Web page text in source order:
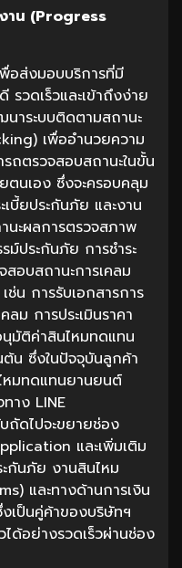
าน (Progress
อส่งมอบบริการที่มี
วดเร็วและเข้าถึงง่าย
าระบบติดตามสถานะ
เพื่ออำนวยความ
ถตรวจสอบสถานะในขั้น
ตนเอง ซึ่งจะครอบคลุม
บี้ยประกันภัย และงาน
นะผลการตรวจสภาพ
ประกันภัย การชำระ
อบสถานะการเคลม
น การรับเอกสารการ
ลม การประเมินราคา
มัติค่าสินไหมทดแทน
ต้น ซึ่งในปัจจุบันลูกค้า
หมทดแทนยานยนต์
าง LINE
ถัดไปจะขยายช่อง
และเพิ่มเติม
กันภัย งานสินไหม
และทางด้านการเงิน
เป็นคู่ค้าของบริษัทฯ
ด้อย่างรวดเร็วผ่านช่อง